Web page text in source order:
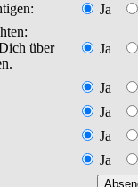
Ja
über
Ja
Ja
Ja
Ja
Ja